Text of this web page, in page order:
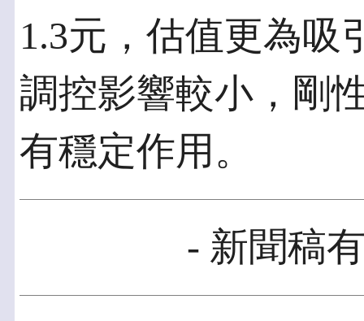
1.3元，估值更為吸
調控影響較小，剛
有穩定作用。
- 新聞稿